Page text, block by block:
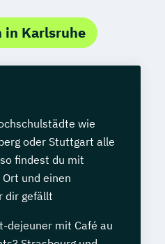
in Karlsruhe
wie
oder Stuttgart alle
findest du mit
und einen
dir gefällt
dejeuner mit Café au